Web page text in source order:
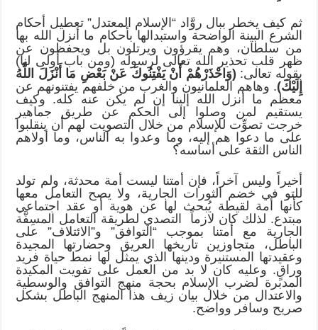
ثم كيف يخطر ببال روَّاد “الإسلام المعتدل” تعطيل أحكام
الشرع البينة الواضحة واستبدالها بأحكام ما أنزل الله بها
من سلطان، وهم يقرؤون ويرتلون بل ويحفظون عن
ظهر قلب تحذير الله تعالى لرسوله (ومن باب أولى لنا)
بقوله تعالى: (وَاحْذَرْهُمْ أَنْ يَفْتِنُوكَ عَنْ بَعْضِ مَا أَنْزَلَ اللَّهُ
إِلَيْكَ). وهاهم العلمانيون والغرب من خلفهم يفتنونهم عن
معظم ما أنزل الله إلينا إن لم يكن عنه كله. وكيف
يستقيم لمن وصلوا إلى الحكم عن طريق جماهير
خرجت تصوِّت للإسلام من خلال التصويت لهم أن ينقلبوا
على ما دعوا هم إليه، وما وعدوا به الناس، وما أولاهم
الناس الثقة على أساسه؟
أخيراً وليس آخراً، فإن أمتنا ليست أمة محدثة، ولم تولد
للتو في خضم الثورات الجارية، ولا يصح التعامل معها
كأنها أمة لقيطة يُبحث لها عن هوية أو عقد اجتماعي
مبتدع. لذلك كان لازماً التصدي لطريقة التعامل المسِفَّة
الجارية مع أمتنا بموجب “التوافق” و”الائتلاف” على
الباطل، متجاوزين تاريخها العريق وحضارتها المجيدة
وعقيدتها المستنيرة ودينها الذي يمثل لها نمط حياة فريد
وراقٍ. وعليه كان لا بد من العمل على تفويت المكيدة
المدبرة لضرب الإسلام بحجة منهج التوافق والوسطية
والاعتدال من خلال بيان زيف هذا المنهج الباطل بشكل
صريح وسافر وواضح.